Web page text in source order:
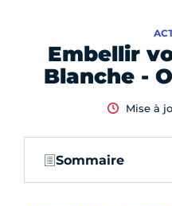
Embellir
Blanche -
Mise à
Sommaire